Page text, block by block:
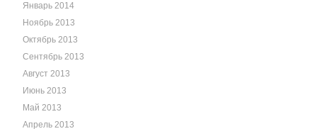
Январь 2014
Ноябрь 2013
Октябрь 2013
Сентябрь 2013
Август 2013
Июнь 2013
Май 2013
Апрель 2013